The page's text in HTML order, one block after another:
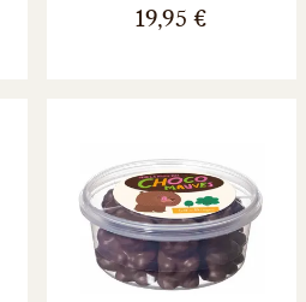
19,95 €